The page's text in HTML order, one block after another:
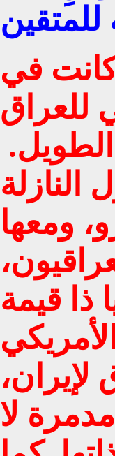
في
للعراق
ومعها
ذا قيمة
لا